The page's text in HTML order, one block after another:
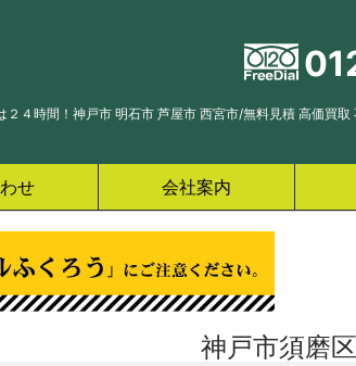
２４時間！神戸市 明石市 芦屋市 西宮市/無料見積 高価買取
せ 会社案内
神戸市須磨